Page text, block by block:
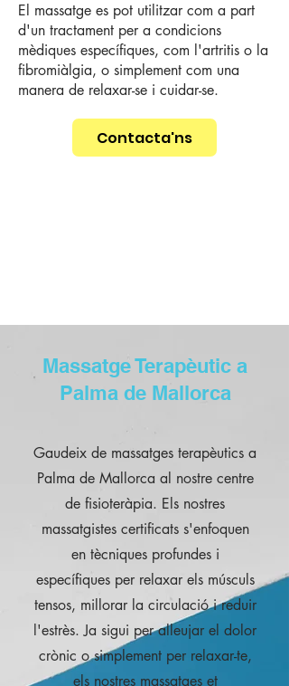
El massatge es pot utilitzar com a part
d'un tractament per a condicions
mèdiques específiques, com l'artritis o la
fibromiàlgia, o simplement com una
manera de relaxar-se i cuidar-se.
Contacta'ns
Massatge Terapèutic a
Palma de Mallorca
Gaudeix de massatges terapèutics a
Palma de Mallorca al nostre centre
de fisioteràpia. Els nostres
massatgistes certificats s'enfoquen
en tècniques profundes i
específiques per relaxar els músculs
tensos, millorar la circulació i reduir
l'estrès. Ja sigui per alleujar el dolor
crònic o simplement per relaxar-te,
els nostres massatges et